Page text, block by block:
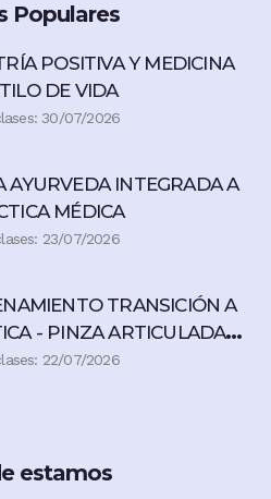
Populares
POSITIVA Y MEDICINA
DE VIDA
30/07/2026
AYURVEDA INTEGRADA A
MÉDICA
23/07/2026
TRANSICIÓN A
- PINZA ARTICULADA
360°22/07/2026
estamos